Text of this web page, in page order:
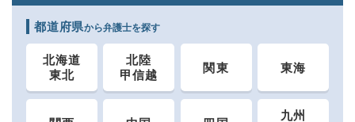
都道府県から弁護士を探す
北海道
東北
北陸
甲信越
関東 東海
九州